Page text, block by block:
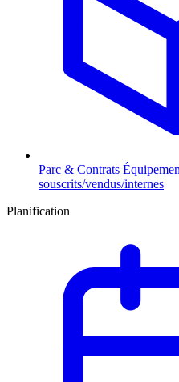
Parc & Contrats
souscrits/vendus/internes
Planification